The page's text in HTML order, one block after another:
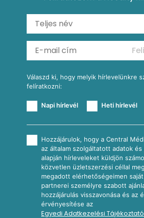
Ratatouille
Mexikói húsleves kukorica salsával
Almás-kéksajtos kukoricasaláta
Köretek
Reggeli receptek
Válaszd ki, hogy melyik hírlevelünkre
felíratkozni:
Napi hírlevél Heti hírlevél
Hozzájárulok, hogy a Central
az általam szolgáltatott adatok
alapján hírleveleket küldjön
közvetlen üzletszerzési céllal
megadott elérhetőségeimen
partnerei személyre szabott
hozzájárulás visszavonása és az
érvényesítése az
Egyedi Adatkezelési